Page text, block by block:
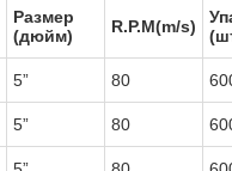
Размер
(дюйм)
R.P.M(m/s)
5” 80
5” 80